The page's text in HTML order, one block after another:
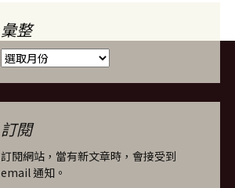
彙整
彙
整
訂閱
訂閱網站，當有新文章時，會接受到
email 通知。